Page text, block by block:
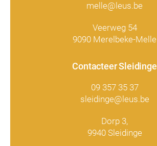
melle@leus.be
Veerweg 54
9090 Merelbeke-Melle
Contacteer Sleidinge
09 357 35 37
sleidinge@leus.be
Dorp 3,
9940 Sleidinge